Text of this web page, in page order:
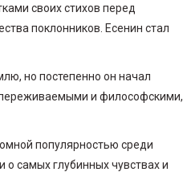
своих стихов перед
поклонников. Есенин стал
но постепенно он начал
и философскими,
популярностью среди
о самых глубинных чувствах и